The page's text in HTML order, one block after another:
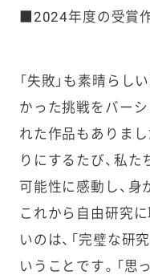
■2024年度の受賞
「失敗」も素晴らし
かった挑戦をバー
れた作品もありま
りにするたび、私
可能性に感動し、身
これから自由研究
いのは、「完璧な研
いうことです。「思